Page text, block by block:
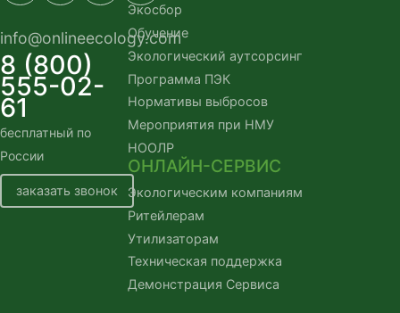
info@onlineecology.com
8 (800)
555-02-
61
бесплатный по
России
заказать звонок
Экосбор
Обучение
Экологический аутсорсинг
Программа ПЭК
Нормативы выбросов
Мероприятия при НМУ
НООЛР
ОНЛАЙН-СЕРВИС
Экологическим компаниям
Ритейлерам
Утилизаторам
Техническая поддержка
Демонстрация Сервиса